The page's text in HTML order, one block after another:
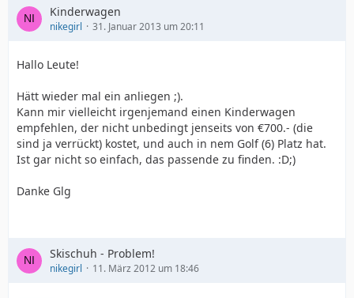
Kinderwagen
nikegirl 31. Januar 2013 um 20:11
Hallo Leute!
Hätt wieder mal ein anliegen ;).
Kann mir vielleicht irgenjemand einen Kinderwagen
empfehlen, der nicht unbedingt jenseits von €700.- (die
sind ja verrückt) kostet, und auch in nem Golf (6) Platz hat.
Ist gar nicht so einfach, das passende zu finden. :D;)
Danke Glg
Skischuh - Problem!
nikegirl 11. März 2012 um 18:46